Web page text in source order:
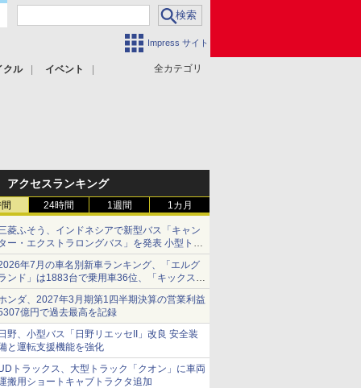
Impress サイト
全カテゴリ
クル
イベント
アクセスランキング
24時間 1週間 1カ月
菱ふそう、インドネシアで新型バス「キャン
ー・エクストラロングバス」を発表 小型トラ
クベースの観光・旅客輸送向けバス
年7月の車名別新車ランキング、「エルグ
ンド」は1883台で乗用車36位、「キックス」
2591台で27位に
ンダ、2027年3月期第1四半期決算の営業利益
億円で過去最高を記録
日野、小型バス「日野リエッセII」改良 安全装
と運転支援機能を強化
トラックス、大型トラック「クオン」に車両
搬用ショートキャブトラクタ追加